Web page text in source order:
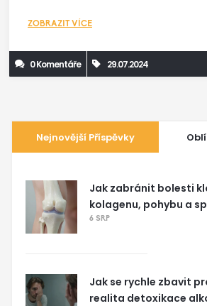
ZOBRAZIT VÍCE
0 Komentáře 29.07.2024
Nejnovější Příspěvky
Jak zabránit bolesti
kolagenu, pohybu a
6 SRP
Jak se rychle zbavit
realita detoxikace